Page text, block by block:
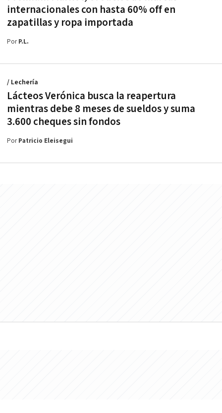
internacionales con hasta 60% off en
zapatillas y ropa importada
PorP.L.
Lácteos Verónica busca la reapertura
mientras debe 8 meses de sueldos y suma
3.600 cheques sin fondos
/ Lechería
PorPatricio Eleisegui